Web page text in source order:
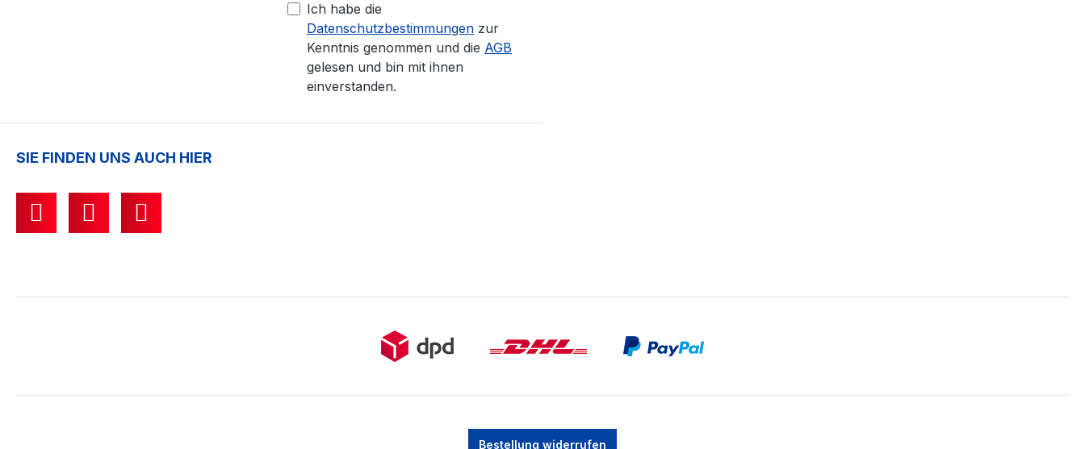
Ich habe die
Datenschutzbestimmungen zur
Kenntnis genommen und die AGB
gelesen und bin mit ihnen
einverstanden.
SIE FINDEN UNS AUCH HIER
Bestellung widerrufen